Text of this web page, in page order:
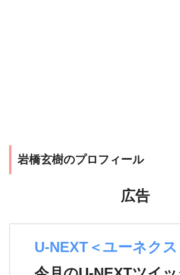
岩橋玄樹のプロフィール
広告
U-NEXT＜ユーネクス